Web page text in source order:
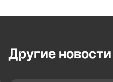
Другие новости